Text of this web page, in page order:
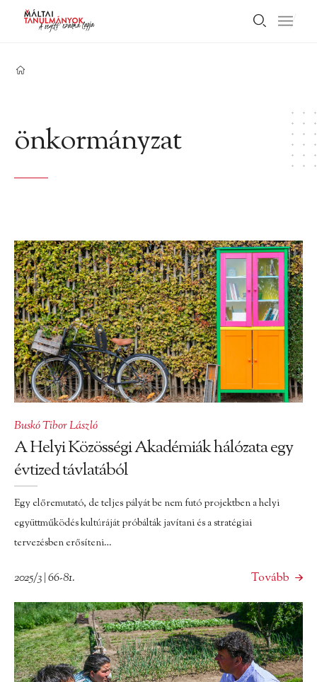
önkormányzat
Buskó Tibor László
A Helyi Közösségi Akadémiák hálózata egy
évtized távlatából
Egy előremutató, de teljes pályát be nem futó projektben a helyi
együttműködés kultúráját próbálták javítani és a stratégiai
tervezésben erősíteni…
2025/3 | 66-81. Tovább